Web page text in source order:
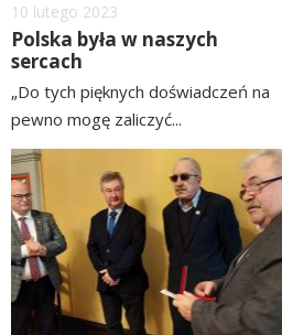
Dodano
10 lutego 2023
Polska była w naszych
sercach
„Do tych pięknych doświadczeń na
pewno mogę zaliczyć...
czytaj
więcej